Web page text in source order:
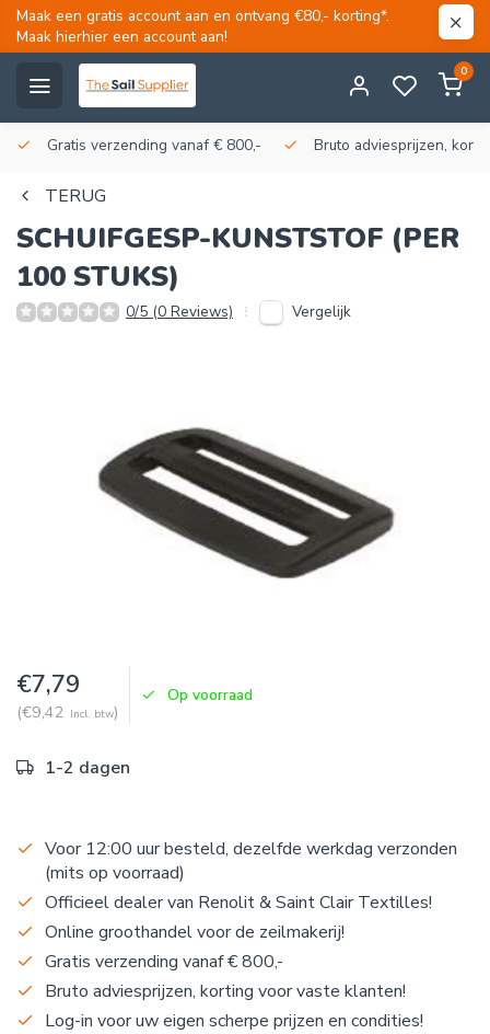
Maak een gratis account aan en ontvang €80,- korting*.
Maak hierhier een account aan!
0
Gratis verzending vanaf € 800,- Bruto adviesprijzen,
TERUG
SCHUIFGESP-KUNSTSTOF (PER
100 STUKS)
0/5 (0 Reviews) Vergelijk
€7,79
(€9,42 Incl. btw)
Op voorraad
1-2 dagen
Voor 12:00 uur besteld, dezelfde werkdag verzonden
(mits op voorraad)
Officieel dealer van Renolit & Saint Clair Textilles!
Online groothandel voor de zeilmakerij!
Gratis verzending vanaf € 800,-
Bruto adviesprijzen, korting voor vaste klanten!
Log-in voor uw eigen scherpe prijzen en condities!